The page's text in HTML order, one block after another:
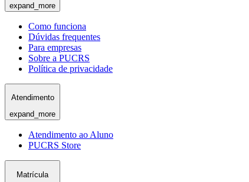
expand_more
Como funciona
Dúvidas frequentes
Para empresas
Sobre a PUCRS
Política de privacidade
Atendimento
expand_more
Atendimento ao Aluno
PUCRS Store
Matrícula